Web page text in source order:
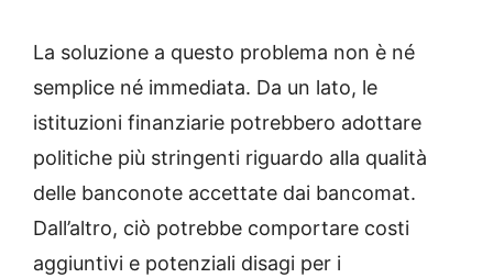
La soluzione a questo problema non è né
semplice né immediata. Da un lato, le
istituzioni finanziarie potrebbero adottare
politiche più stringenti riguardo alla qualità
delle banconote accettate dai bancomat.
Dall’altro, ciò potrebbe comportare costi
aggiuntivi e potenziali disagi per i